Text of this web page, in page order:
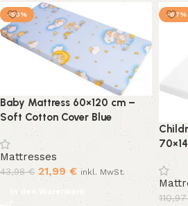
-50%
Baby Mattress 60×120 cm –
Soft Cotton Cover Blue
Mattresses
43,98€ 21,99 € inkl. MwSt.
In den Warenkorb
-67%